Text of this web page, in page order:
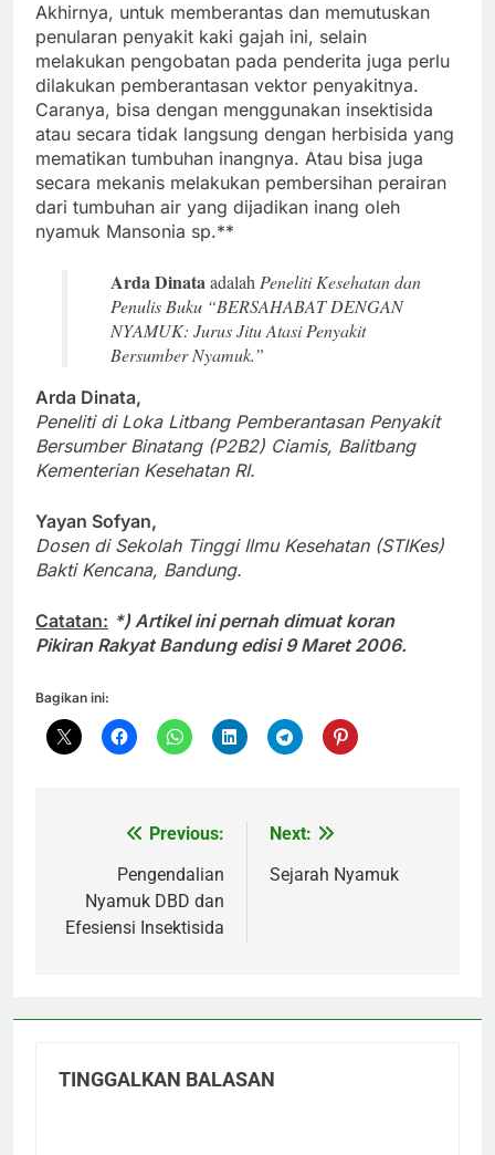
Akhirnya, untuk memberantas dan memutuskan
penularan penyakit kaki gajah ini, selain
melakukan pengobatan pada penderita juga perlu
dilakukan pemberantasan vektor penyakitnya.
Caranya, bisa dengan menggunakan insektisida
atau secara tidak langsung dengan herbisida yang
mematikan tumbuhan inangnya. Atau bisa juga
secara mekanis melakukan pembersihan perairan
dari tumbuhan air yang dijadikan inang oleh
nyamuk Mansonia sp.**
Arda DinataadalahPeneliti Kesehatan dan
Penulis Buku “BERSAHABAT DENGAN
NYAMUK: Jurus Jitu Atasi Penyakit
Bersumber Nyamuk.”
Arda Dinata,
Peneliti di Loka Litbang Pemberantasan Penyakit
Bersumber Binatang (P2B2) Ciamis, Balitbang
Kementerian Kesehatan RI.
Yayan Sofyan,
Dosen di Sekolah Tinggi Ilmu Kesehatan (STIKes)
Bakti Kencana, Bandung.
Catatan: *) Artikel ini pernah dimuat koran
Pikiran Rakyat Bandung edisi 9 Maret 2006.
Bagikan ini:
NavigasiPrevious:
Pengendalian
Nyamuk DBD dan
Efesiensi Insektisida
Next:
Sejarah Nyamuk
TINGGALKAN BALASAN